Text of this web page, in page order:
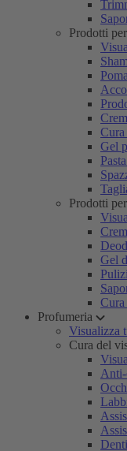
Prodotti
Cura
Gel
Prodotti
Gel
Profumeria
Visualizza
Cura del
Anti-
Denti